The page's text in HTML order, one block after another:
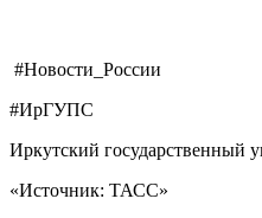
#Новости_России
#ИрГУПС
Иркутский государственный
«Источник: ТАСС»